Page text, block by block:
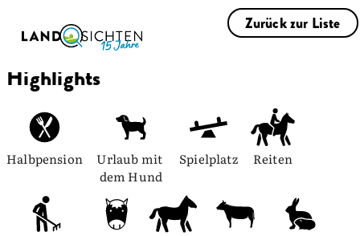
Zurück zur Liste
Highlights
Halbpension
Urlaub mit
dem Hund
Spielplatz Reiten